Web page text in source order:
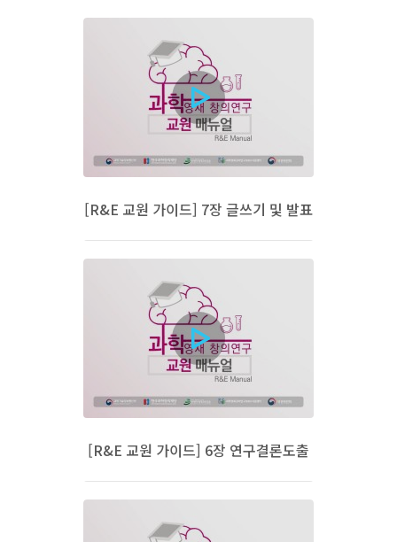
[R&E 교원 가이드] 7장 글쓰기 및 발표
[R&E 교원 가이드] 6장 연구결론도출